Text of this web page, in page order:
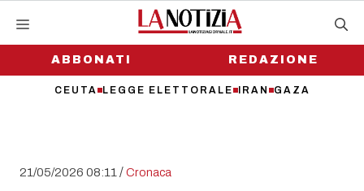
contenutoABBONATI
CEUTA LEGGE ELETTORALE IRAN GAZA
REDAZIONE
21/05/2026 08:11 /Cronaca